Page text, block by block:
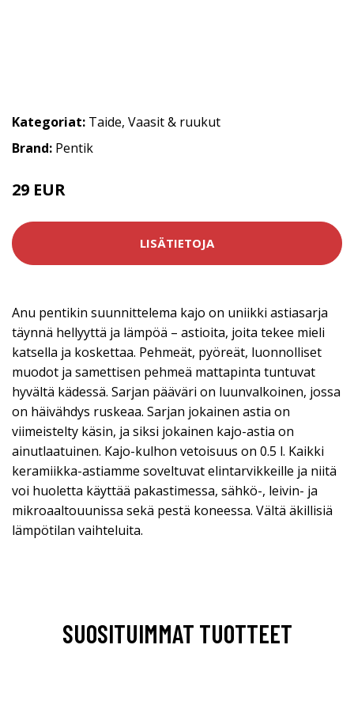
Kategoriat: Taide, Vaasit & ruukut
Brand: Pentik
29 EUR
LISÄTIETOJA
Anu pentikin suunnittelema kajo on uniikki astiasarja
täynnä hellyyttä ja lämpöä – astioita, joita tekee mieli
katsella ja koskettaa. Pehmeät, pyöreät, luonnolliset
muodot ja samettisen pehmeä mattapinta tuntuvat
hyvältä kädessä. Sarjan pääväri on luunvalkoinen, jossa
on häivähdys ruskeaa. Sarjan jokainen astia on
viimeistelty käsin, ja siksi jokainen kajo-astia on
ainutlaatuinen. Kajo-kulhon vetoisuus on 0.5 l. Kaikki
keramiikka-astiamme soveltuvat elintarvikkeille ja niitä
voi huoletta käyttää pakastimessa, sähkö-, leivin- ja
mikroaaltouunissa sekä pestä koneessa. Vältä äkillisiä
lämpötilan vaihteluita.
SUOSITUIMMAT TUOTTEET